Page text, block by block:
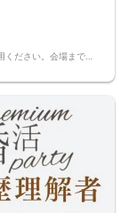
が婚活パーティ
をいただいていま
マッチした出会い
用できません。
会場まで徒歩5分